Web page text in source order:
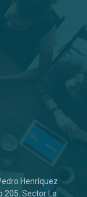
Henríquez
205. Sector La